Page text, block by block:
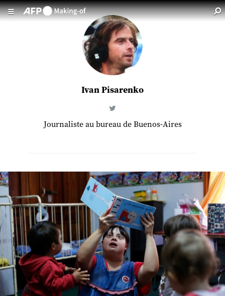
Ivan Pisarenko
Journaliste au bureau de Buenos-Aires